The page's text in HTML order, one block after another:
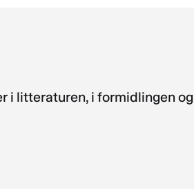
litteraturen, i formidlingen